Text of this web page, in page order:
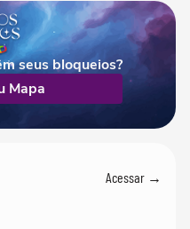
seus bloqueios?
Mapa
Acessar →